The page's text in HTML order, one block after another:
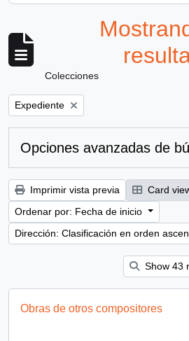
Colecciones
Remove filter:
Expediente
Opciones avanzadas de
Imprimir vista previa Card
Ordenar por: Fecha de inicio
Dirección: Clasificación en orden
Show 43
Obras de otros compositores